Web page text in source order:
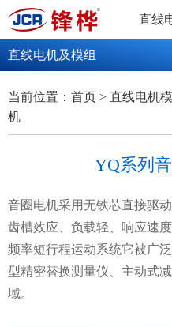
直线
直线电机及模组
DD直驱电机
当前位置： 首页 > 直线电机
机
YQ系列
音圈电机采用无铁芯直接驱
齿槽效应、负载轻、响应速
频率短行程运动系统它被广
型精密替换测量仪、主动式
域。